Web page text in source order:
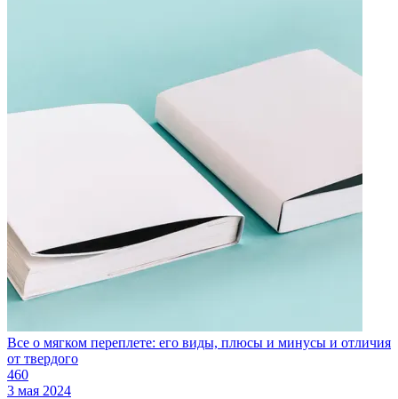
Все о мягком переплете: его виды, плюсы и минусы и отличия
от твердого
460
3 мая 2024